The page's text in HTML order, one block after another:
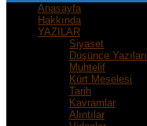
Anasayfa
Hakkında
YAZILAR
Siyaset
Düşünce Yazıları
Muhtelif
Kürt Meselesi
Tarih
Kavramlar
Alıntılar